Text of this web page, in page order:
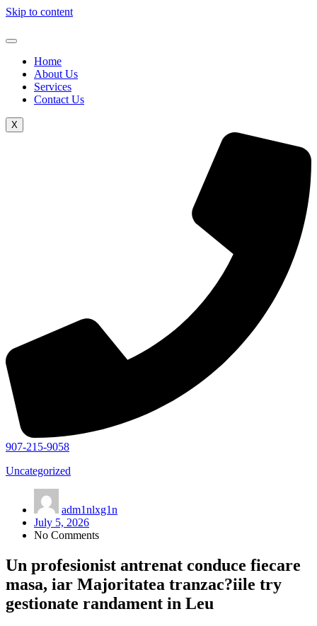
Skip to content
Home
About Us
Services
Contact Us
X
907-215-9058
Uncategorized
adm1nlxg1n
July 5, 2026
No Comments
Un profesionist antrenat conduce fiecare
masa, iar Majoritatea tranzac?iile try
gestionate randament in Leu